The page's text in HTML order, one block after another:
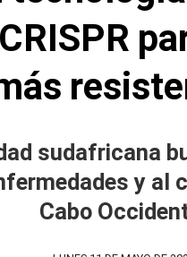
sudafricana
y al
Cabo